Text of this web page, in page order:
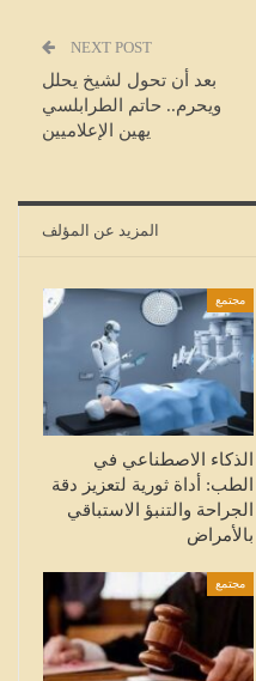
NEXT POST
بعد أن تحول لشيخ يحلل
ويحرم.. حاتم الطرابلسي
يهين الإعلاميين
المزيد عن المؤلف
مجتمع
الذكاء الاصطناعي في
الطب: أداة ثورية لتعزيز دقة
الجراحة والتنبؤ الاستباقي
بالأمراض
مجتمع